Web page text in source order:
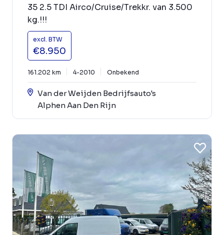
35 2.5 TDI Airco/Cruise/Trekkr. van 3.500
kg.!!!
excl. BTW
€8.950
161.202 km 4-2010 Onbekend
Van der Weijden Bedrijfsauto's
Alphen Aan Den Rijn